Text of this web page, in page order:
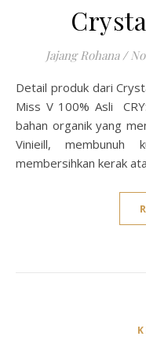
Jajang Rohana /
Detail produk dari Crystal X ORIGINAL BPOM – Perawatan
Miss V 100% Asli
bahan organik yang
Vinieill, membunuh
membersihkan kerak